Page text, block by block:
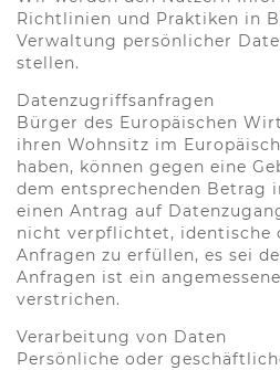
Richtlinien und Praktiken in
Verwaltung persönlicher
stellen.
Datenzugriffsanfragen
Bürger des Europäischen
ihren Wohnsitz im
haben, können gegen eine
dem entsprechenden Betrag
einen Antrag auf
nicht verpflichtet, identische
Anfragen zu erfüllen, es sei
Anfragen ist ein
verstrichen.
Verarbeitung von Daten
Persönliche oder